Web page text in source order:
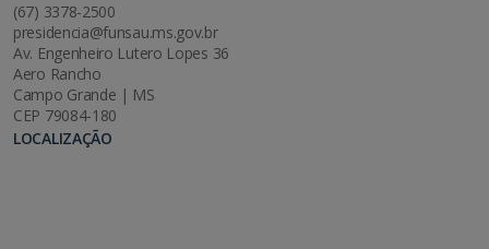
(67) 3378-2500
presidencia@funsau.ms.gov.br
Av. Engenheiro Lutero Lopes 36
Aero Rancho
Campo Grande | MS
CEP 79084-180
LOCALIZAÇÃO